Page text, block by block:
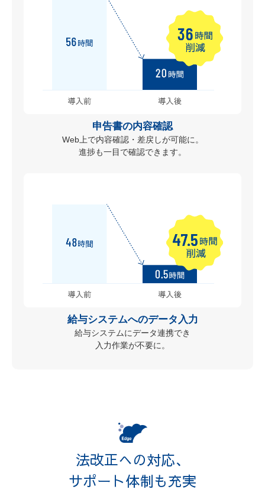
申告書の内容確認
Web上で内容確認・差戻しが可能に。
進捗も一目で確認できます。
給与システムへのデータ入力
給与システムにデータ連携でき
入力作業が不要に。
法改正への対応、
サポート体制も充実